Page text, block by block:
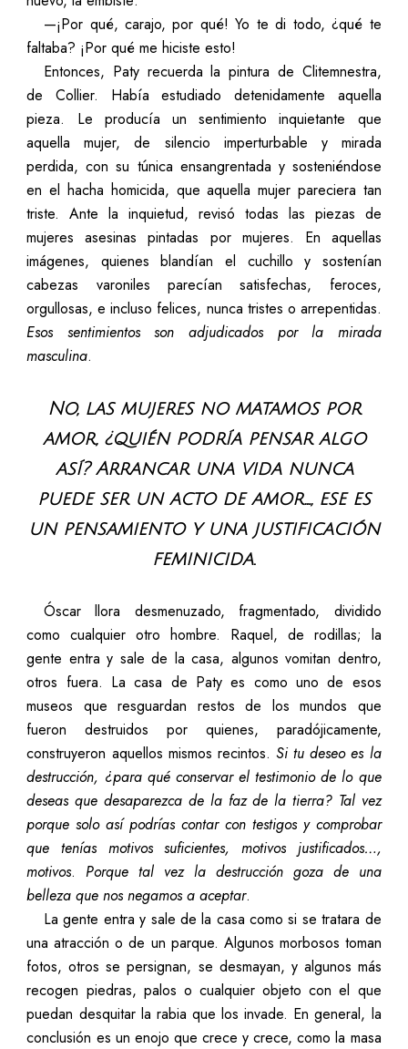
—¡Por qué, carajo, por qué! Yo te di todo, ¿qué te
faltaba? ¡Por qué me hiciste esto!
Entonces, Paty recuerda la pintura de Clitemnestra,
de Collier. Había estudiado detenidamente aquella
pieza. Le producía un sentimiento inquietante que
aquella mujer, de silencio imperturbable y mirada
perdida, con su túnica ensangrentada y sosteniéndose
en el hacha homicida, que aquella mujer pareciera tan
triste. Ante la inquietud, revisó todas las piezas de
mujeres asesinas pintadas por mujeres. En aquellas
imágenes, quienes blandían el cuchillo y sostenían
cabezas varoniles parecían satisfechas, feroces,
orgullosas, e incluso felices, nunca tristes o arrepentidas.
Esos sentimientos
son adjudicados por la mirada
masculina.
No, las mujeres no matamos por
amor, ¿quién podría pensar algo
así? Arrancar una vida nunca
puede ser un acto de amor…, ese es
un pensamiento y una justificación
feminicida.
Óscar llora desmenuzado, fragmentado, dividido
como cualquier otro hombre. Raquel, de rodillas; la
gente entra y sale de la casa, algunos vomitan dentro,
otros fuera. La casa de Paty es como uno de esos
museos que resguardan restos de los mundos que
fueron destruidos por quienes, paradójicamente,
construyeron aquellos mismos recintos. Si tu deseo es la
destrucción, ¿para qué conservar el testimonio de lo que
deseas que desaparezca de la faz de la tierra? Tal vez
porque solo así podrías contar con testigos y comprobar
que tenías motivos suficientes, motivos justificados…,
motivos.Porque tal vez la destrucción goza de una
belleza que nos negamos a aceptar.
La gente entra y sale de la casa como si se tratara de
una atracción o de un parque. Algunos morbosos toman
fotos, otros se persignan, se desmayan, y algunos más
recogen piedras, palos o cualquier objeto con el que
puedan desquitar la rabia que los invade. En general, la
conclusión es un enojo que crece y crece, como la masa